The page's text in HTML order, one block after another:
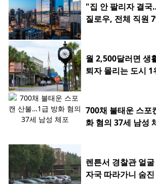
"집 안 팔리자 결
질로우, 전체 직원
월 2,500달러면 생
퇴자 몰리는 도시 1
700채 불태운 스
화 혐의 37세 남성
렌튼서 경찰관 얼
자국 따라가니 숨